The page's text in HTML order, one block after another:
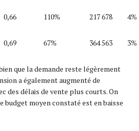
0,66 110% 217 678 4%
0,69 67% 364 563 3%
que la demande reste légèrement
a également augmenté de
des délais de vente plus courts. On
budget moyen constaté est en baisse